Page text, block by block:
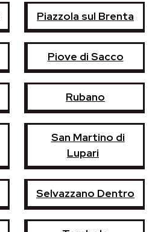
Piazzola sul Brenta
Piove di Sacco
Rubano
San Martino di
Lupari
Selvazzano Dentro